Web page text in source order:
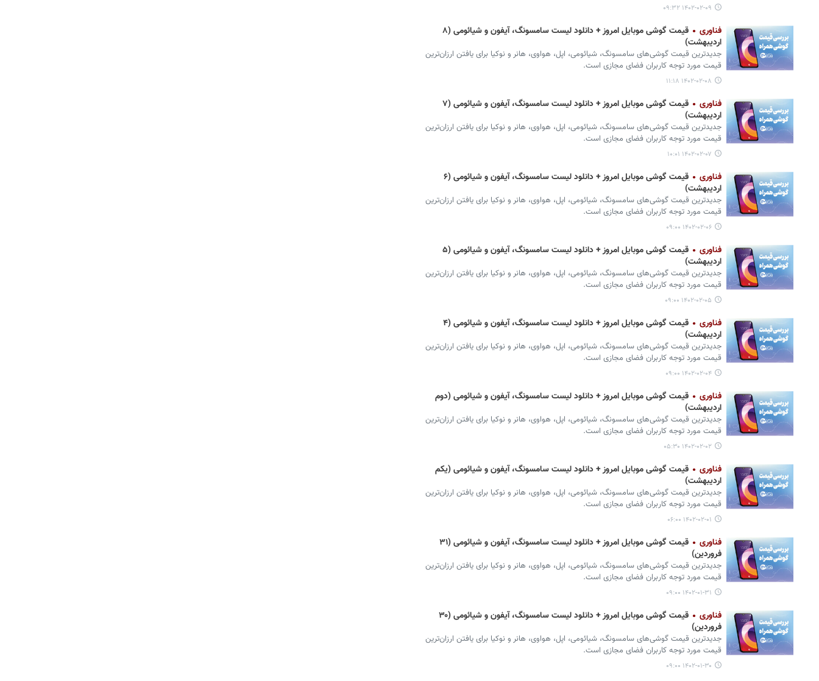
۱۴۰۲-۰۲-۰۹ ۰۹:۳۲
فناوری
قیمت گوشی موبایل امروز + دانلود لیست سامسونگ، آیفون و شیائومی (۸
اردیبهشت)
جدیدترین قیمت گوشی‌های سامسونگ، شیائومی، اپل، هواوی، هانر و نوکیا برای یافتن ارزان‌ترین
قیمت مورد توجه کاربران فضای مجازی است.
۱۴۰۲-۰۲-۰۸ ۱۱:۱۸
فناوری
قیمت گوشی موبایل امروز + دانلود لیست سامسونگ، آیفون و شیائومی (۷
اردیبهشت)
جدیدترین قیمت گوشی‌های سامسونگ، شیائومی، اپل، هواوی، هانر و نوکیا برای یافتن ارزان‌ترین
قیمت مورد توجه کاربران فضای مجازی است.
۱۴۰۲-۰۲-۰۷ ۱۰:۰۱
فناوری
قیمت گوشی موبایل امروز + دانلود لیست سامسونگ، آیفون و شیائومی (۶
اردیبهشت)
جدیدترین قیمت گوشی‌های سامسونگ، شیائومی، اپل، هواوی، هانر و نوکیا برای یافتن ارزان‌ترین
قیمت مورد توجه کاربران فضای مجازی است.
۱۴۰۲-۰۲-۰۶ ۰۹:۰۰
فناوری
قیمت گوشی موبایل امروز + دانلود لیست سامسونگ، آیفون و شیائومی (۵
اردیبهشت)
جدیدترین قیمت گوشی‌های سامسونگ، شیائومی، اپل، هواوی، هانر و نوکیا برای یافتن ارزان‌ترین
قیمت مورد توجه کاربران فضای مجازی است.
۱۴۰۲-۰۲-۰۵ ۰۹:۰۰
فناوری
قیمت گوشی موبایل امروز + دانلود لیست سامسونگ، آیفون و شیائومی (۴
اردیبهشت)
جدیدترین قیمت گوشی‌های سامسونگ، شیائومی، اپل، هواوی، هانر و نوکیا برای یافتن ارزان‌ترین
قیمت مورد توجه کاربران فضای مجازی است.
۱۴۰۲-۰۲-۰۴ ۰۹:۰۰
فناوری
قیمت گوشی موبایل امروز + دانلود لیست سامسونگ، آیفون و شیائومی (دوم
اردیبهشت)
جدیدترین قیمت گوشی‌های سامسونگ، شیائومی، اپل، هواوی، هانر و نوکیا برای یافتن ارزان‌ترین
قیمت مورد توجه کاربران فضای مجازی است.
۱۴۰۲-۰۲-۰۲ ۰۵:۳۰
فناوری
قیمت گوشی موبایل امروز + دانلود لیست سامسونگ، آیفون و شیائومی (یکم
اردیبهشت)
جدیدترین قیمت گوشی‌های سامسونگ، شیائومی، اپل، هواوی، هانر و نوکیا برای یافتن ارزان‌ترین
قیمت مورد توجه کاربران فضای مجازی است.
۱۴۰۲-۰۲-۰۱ ۰۶:۰۰
فناوری
قیمت گوشی موبایل امروز + دانلود لیست سامسونگ، آیفون و شیائومی (۳۱
فروردین)
جدیدترین قیمت گوشی‌های سامسونگ، شیائومی، اپل، هواوی، هانر و نوکیا برای یافتن ارزان‌ترین
قیمت مورد توجه کاربران فضای مجازی است.
۱۴۰۲-۰۱-۳۱ ۰۹:۰۰
فناوری
قیمت گوشی موبایل امروز + دانلود لیست سامسونگ، آیفون و شیائومی (۳۰
فروردین)
جدیدترین قیمت گوشی‌های سامسونگ، شیائومی، اپل، هواوی، هانر و نوکیا برای یافتن ارزان‌ترین
قیمت مورد توجه کاربران فضای مجازی است.
۱۴۰۲-۰۱-۳۰ ۰۹:۰۰